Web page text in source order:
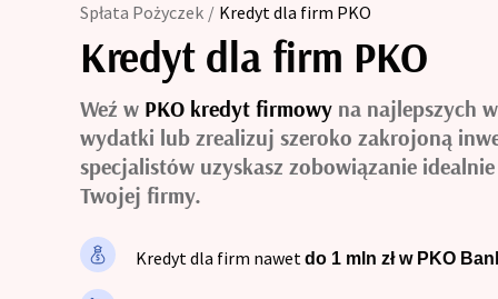
Konsolidacja chwilówek dla
Konsolidacja chwilówek z
Konsolidacja chwilówek po
Kredyt konsolidacyjny
Trudne kredyty
Spłata Pożyczek / Kredyt dla firm PKO
Kredyt dla firm PKO
Weź w PKO kredyt firmowy na najlepszych
wydatki lub zrealizuj szeroko zakrojoną
specjalistów uzyskasz zobowiązanie
Twojej firmy.
Kredyt dla firm nawetdo 1 mln zł w PKO